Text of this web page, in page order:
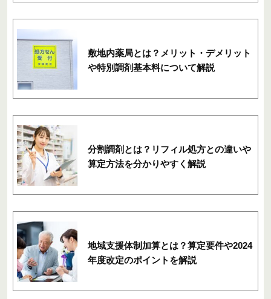
敷地内薬局とは？メリット・デメリット
や特別調剤基本料について解説
分割調剤とは？リフィル処方との違いや
算定方法を分かりやすく解説
地域支援体制加算とは？算定要件や2024
年度改定のポイントを解説